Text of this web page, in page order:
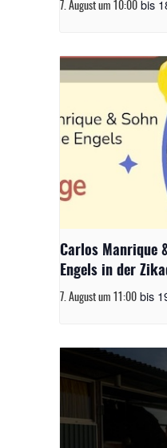
7. August um 10:00 bis
Carlos Manrique
Engels in der
7. August um 11:00 bis